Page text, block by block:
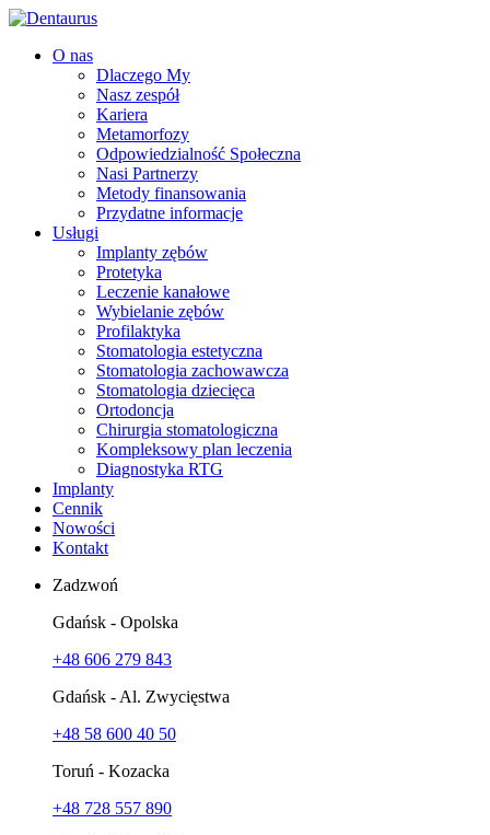
O nas
Dlaczego My
Nasz zespół
Kariera
Metamorfozy
Odpowiedzialność Społeczna
Nasi Partnerzy
Metody finansowania
Przydatne informacje
Usługi
Implanty zębów
Protetyka
Leczenie kanałowe
Wybielanie zębów
Profilaktyka
Stomatologia estetyczna
Stomatologia zachowawcza
Stomatologia dziecięca
Ortodoncja
Chirurgia stomatologiczna
Kompleksowy plan leczenia
Diagnostyka RTG
Implanty
Cennik
Nowości
Kontakt
Zadzwoń
Gdańsk - Opolska
+48 606 279 843
Gdańsk - Al. Zwycięstwa
+48 58 600 40 50
Toruń - Kozacka
+48 728 557 890